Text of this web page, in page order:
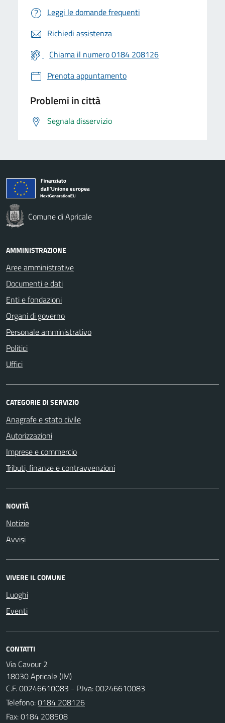
Leggi le domande frequenti
Richiedi assistenza
Chiama il numero 0184 208126
Prenota appuntamento
Problemi in città
Segnala disservizio
Comune di Apricale
AMMINISTRAZIONE
Aree amministrative
Documenti e dati
Enti e fondazioni
Organi di governo
Personale amministrativo
Politici
Uffici
CATEGORIE DI SERVIZIO
Anagrafe e stato civile
Autorizzazioni
Imprese e commercio
Tributi, finanze e contravvenzioni
NOVITÀ
Notizie
Avvisi
VIVERE IL COMUNE
Luoghi
Eventi
CONTATTI
Via Cavour 2
18030 Apricale (IM)
C.F. 00246610083 - P.Iva: 00246610083
Telefono:0184 208126
Fax: 0184 208508